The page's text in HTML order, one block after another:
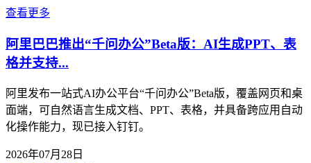
查看更多
阿里巴巴推出“千问办公”Beta版：AI生成PPT、表
格并支持...
阿里发布一站式AI办公平台“千问办公”Beta版，覆盖网页和桌
面端，可自然语言生成文档、PPT、表格，并具备跨应用自动
化操作能力，现已接入钉钉。
2026年07月28日